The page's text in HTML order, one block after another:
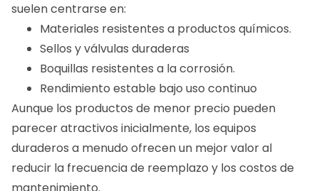
suelen centrarse en:
Materiales resistentes a productos químicos.
Sellos y válvulas duraderas
Boquillas resistentes a la corrosión.
Rendimiento estable bajo uso continuo
Aunque los productos de menor precio pueden
parecer atractivos inicialmente, los equipos
duraderos a menudo ofrecen un mejor valor al
reducir la frecuencia de reemplazo y los costos de